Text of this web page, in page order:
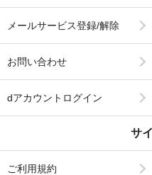
メールサービス登録/解除
お問い合わせ
dアカウントログイン
サ
ご利用規約